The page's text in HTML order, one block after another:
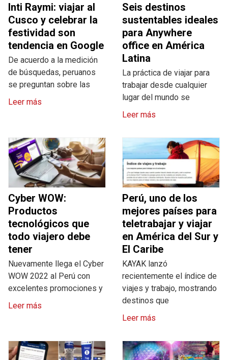
Inti Raymi: viajar al
Cusco y celebrar la
festividad son
tendencia en Google
De acuerdo a la medición
de búsquedas, peruanos
se preguntan sobre las
Leer más
Seis destinos
sustentables ideales
para Anywhere
office en América
Latina
La práctica de viajar para
trabajar desde cualquier
lugar del mundo se
Leer más
Cyber WOW:
Productos
tecnológicos que
todo viajero debe
tener
Nuevamente llega el Cyber
WOW 2022 al Perú con
excelentes promociones y
Leer más
Perú, uno de los
mejores países para
teletrabajar y viajar
en América del Sur y
El Caribe
KAYAK lanzó
recientemente el índice de
viajes y trabajo, mostrando
destinos que
Leer más